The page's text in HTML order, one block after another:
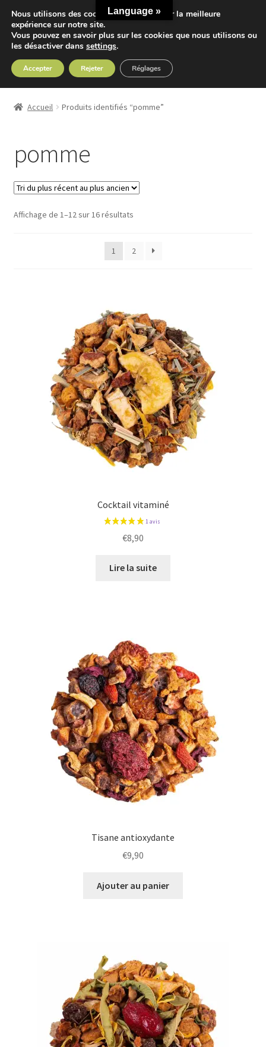
Aller
à
la
navigation
Aller
au
contenu
Accueil
Nos Tisanes
Detox
Sport
Accueil Produits identifiés “pomme”
pomme
Affichage de 1–12 sur 16 résultatsTrié
récent
1 2
Cocktail vitaminé
€8,90
Lire la suite
Tisane antioxydante
€9,90
Ajouter au panier
Language »
Nous utilisons des cookies pour vous offrir la meilleure
expérience sur notre site.
Vous pouvez en savoir plus sur les cookies que nous utilisons ou
les désactiver dans settings.
Accepter Rejeter Réglages